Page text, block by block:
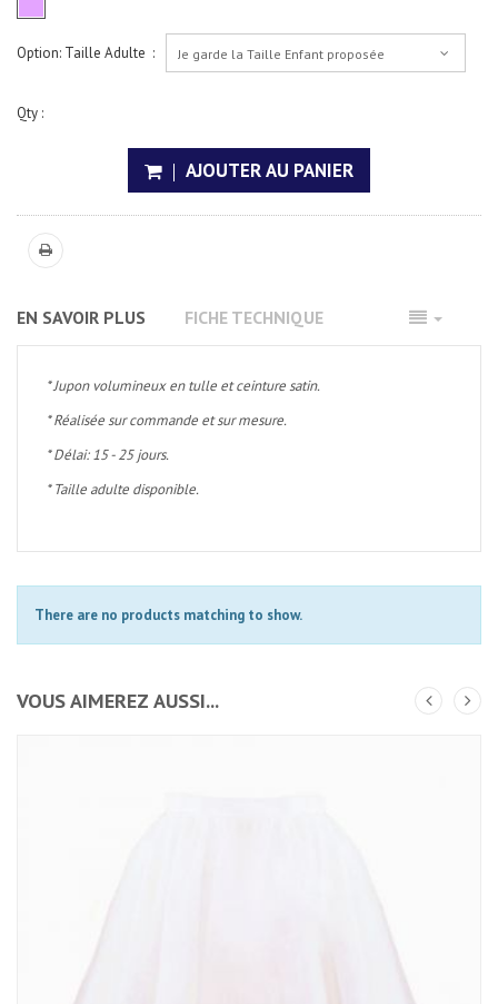
Option: Taille Adulte : Je garde la Taille Enfant proposée
Qty :
AJOUTER AU PANIER
EN SAVOIR PLUS FICHE TECHNIQUE
* Jupon volumineux en tulle et ceinture satin.
* Réalisée sur commande et sur mesure.
* Délai: 15 - 25 jours.
* Taille adulte disponible.
There are no products matching to show.
VOUS AIMEREZ AUSSI...